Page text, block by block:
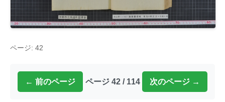
ページ: 42
← 前のページ ページ 42 / 114 次のページ →